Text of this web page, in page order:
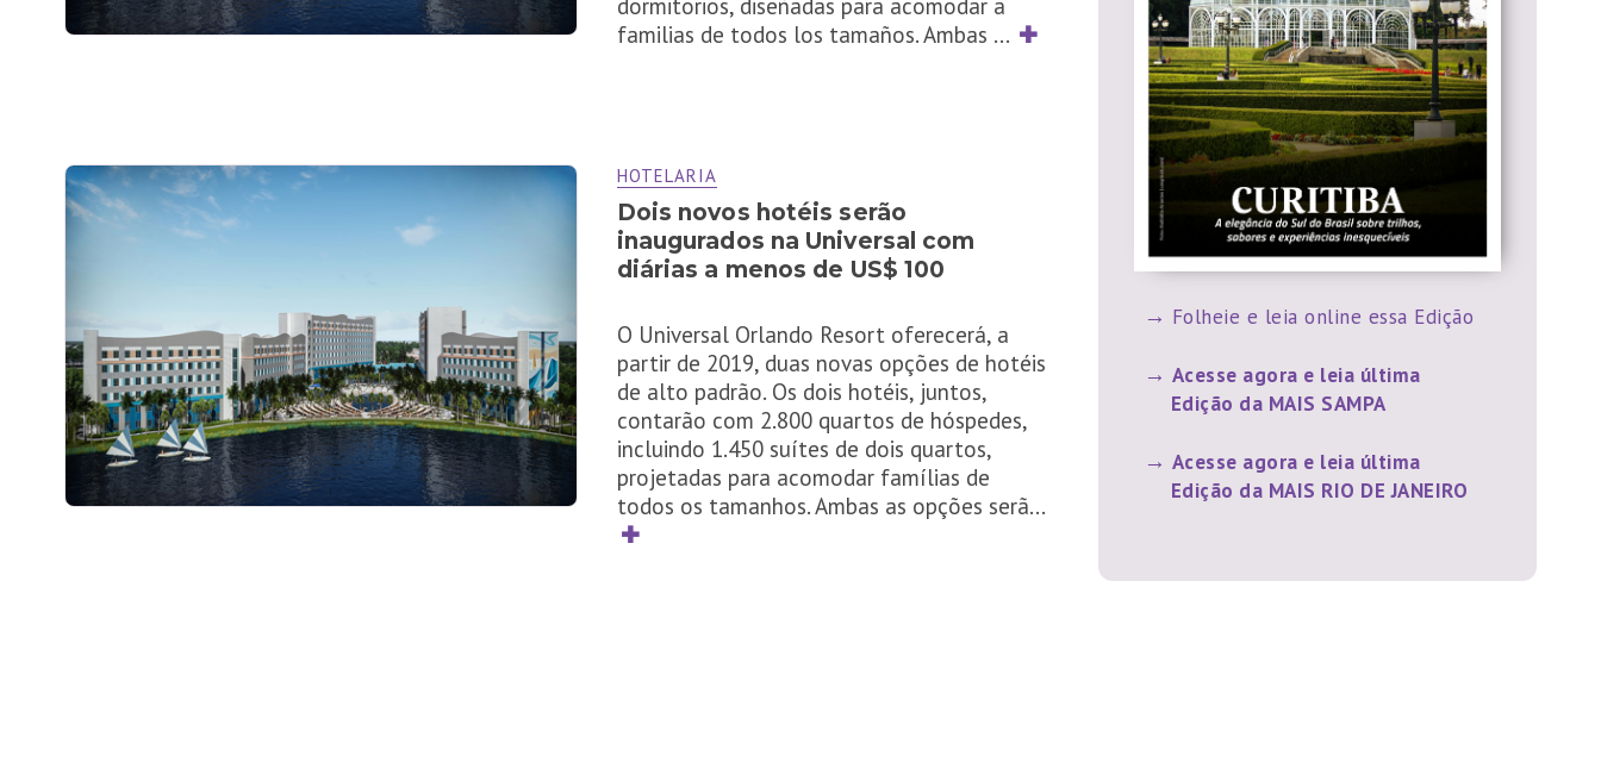
dormitorios, diseñadas para acomodar a
familias de todos los tamaños. Ambas ... ✚
HOTELARIA
Dois novos hotéis serão
inaugurados na Universal com
diárias a menos de US$ 100
O Universal Orlando Resort oferecerá, a
partir de 2019, duas novas opções de hotéis
de alto padrão. Os dois hotéis, juntos,
contarão com 2.800 quartos de hóspedes,
incluindo 1.450 suítes de dois quartos,
projetadas para acomodar famílias de
todos os tamanhos. Ambas as opções serã...
✚
Folheie e leia online essa Edição
Acesse agora e leia última
Edição da MAIS SAMPA
Acesse agora e leia última
Edição da MAIS RIO DE JANEIRO